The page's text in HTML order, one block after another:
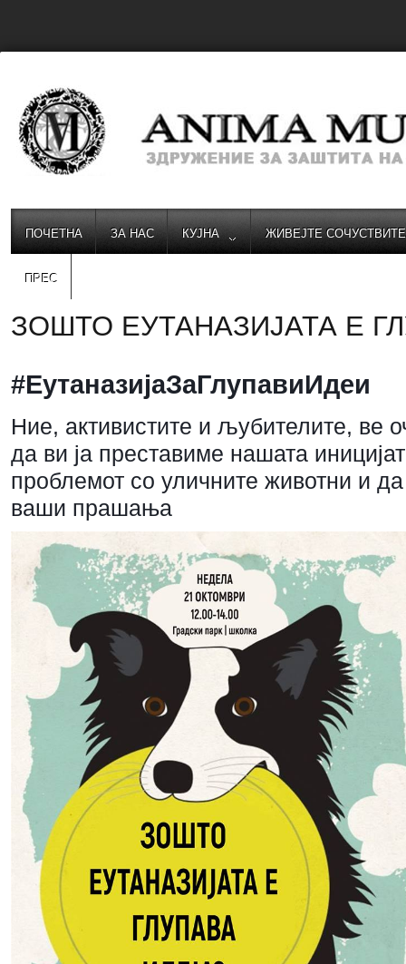
ПОЧЕТНА ЗА НАС КУЈНА ЖИВЕЈТЕ
ПРЕС
ЗОШТО ЕУТАНАЗИЈАТА Е
#ЕутаназијаЗаГлупавиИдеи
Ние, активистите и љубителите, ве
да ви ја преставиме нашата
проблемот со уличните животни и
ваши прашања